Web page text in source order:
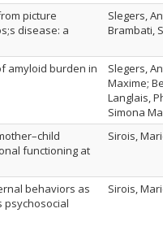
picture
disease: a
Slegers,
Brambati,
amyloid burden in
Slegers,
Maxime;
Langlais,
Simona
functioning at
Sirois,
behaviors as
psychosocial
Sirois,